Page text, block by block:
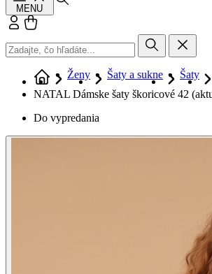
MENU
Prihlásiť sa
Ženy Šaty a sukne
Šaty
NATAL Dámske šaty škoricové 42
Do vypredania